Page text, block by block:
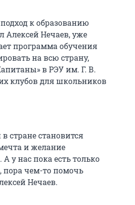
к образованию
Алексей Нечаев, уже
программа обучения
на всю страну,
в РЭУ им. Г. В.
клубов для школьников
стране становится
и желание
у нас пока есть только
пора чем-то помочь
Нечаев.